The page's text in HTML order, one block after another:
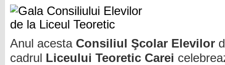
Anul acesta Consiliul Şcolar Elevilor
cadrul Liceului Teoretic Carei